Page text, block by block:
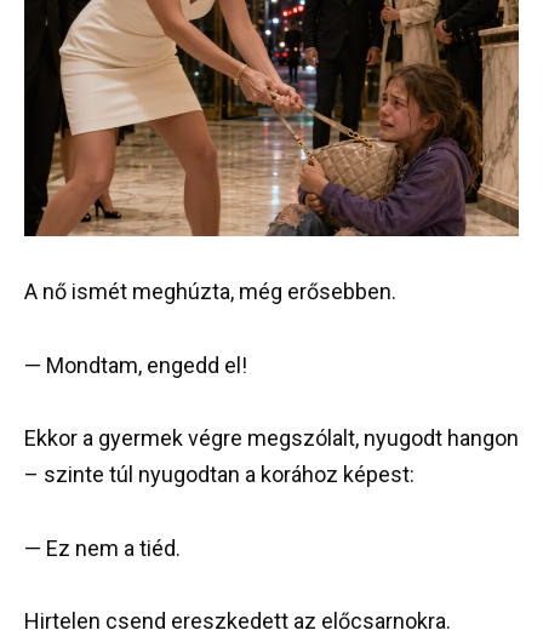
A nő ismét meghúzta, még erősebben.
— Mondtam, engedd el!
Ekkor a gyermek végre megszólalt, nyugodt hangon
– szinte túl nyugodtan a korához képest:
— Ez nem a tiéd.
Hirtelen csend ereszkedett az előcsarnokra.